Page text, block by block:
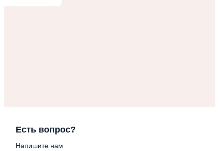
Есть вопрос?
Напишите нам